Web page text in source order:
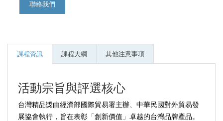
聯絡我們
課程資訊 課程大綱 其他注意事項
活動宗旨與評選核心
台灣精品獎由經濟部國際貿易署主辦、中華民國對外貿易發
展協會執行，旨在表彰「創新價值」卓越的台灣品牌產品。